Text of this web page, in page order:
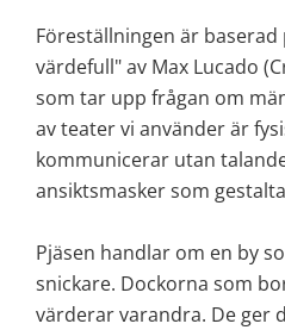
Föreställningen är
värdefull" av Max Lucado
som tar upp frågan om
av teater vi använder är
kommunicerar utan
ansiktsmasker som
Pjäsen handlar om en by
snickare. Dockorna som
värderar varandra. De ger